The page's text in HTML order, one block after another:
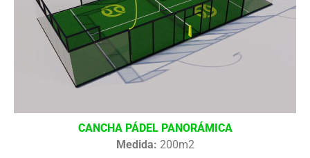
CANCHA PÁDEL PANORÁMICA
Medida: 200m2